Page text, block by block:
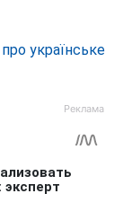
українське